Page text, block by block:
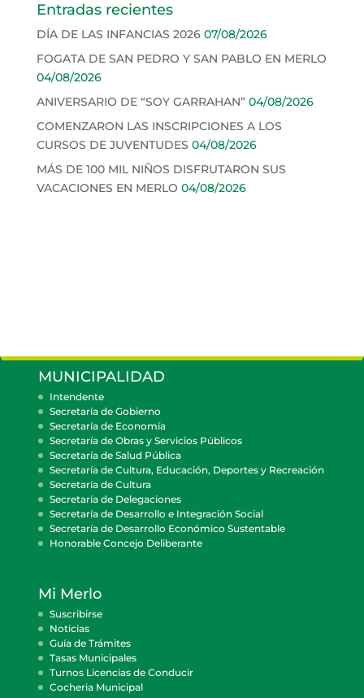
Entradas recientes
DÍA DE LAS INFANCIAS 2026 07/08/2026
FOGATA DE SAN PEDRO Y SAN PABLO EN MERLO
04/08/2026
ANIVERSARIO DE “SOY GARRAHAN” 04/08/2026
COMENZARON LAS INSCRIPCIONES A LOS
CURSOS DE JUVENTUDES 04/08/2026
MÁS DE 100 MIL NIÑOS DISFRUTARON SUS
VACACIONES EN MERLO 04/08/2026
MUNICIPALIDAD
Intendente
Secretaría de Gobierno
Secretaría de Economía
Secretaría de Obras y Servicios Públicos
Secretaría de Salud Pública
Secretaría de Cultura, Educación, Deportes y Recreación
Secretaría de Cultura
Secretaría de Delegaciones
Secretaría de Desarrollo e Integración Social
Secretaría de Desarrollo Económico Sustentable
Honorable Concejo Deliberante
Mi Merlo
Suscribirse
Noticias
Guía de Trámites
Tasas Municipales
Turnos Licencias de Conducir
Cocheria Municipal